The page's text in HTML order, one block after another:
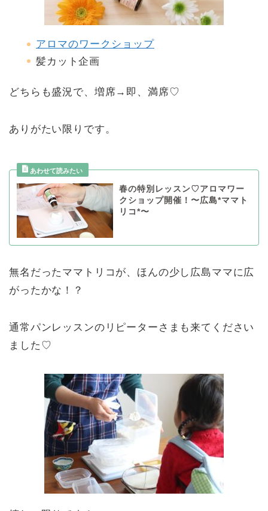
アロマのワークショップ
髪カット企画
どちらも盛況で、増席→即、満席♡
ありがたい限りです。
春の特別レッスン♡アロマワー
クショップ開催！〜広島*ママト
リコ*〜
無名だったママトリコが、ほんの少し広島ママに広
がったかな！？
通常パンレッスンのリピーターさまも来てください
ました♡